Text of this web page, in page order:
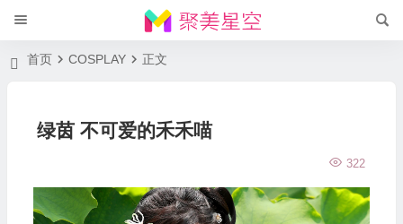
首页 COSPLAY 正文
绿茵 不可爱的禾禾喵
322